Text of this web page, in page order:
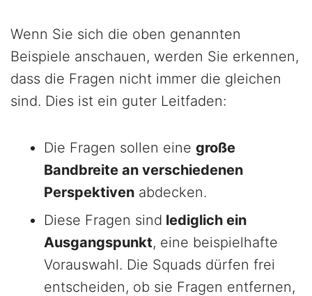
Wenn Sie sich die oben genannten
Beispiele anschauen, werden Sie erkennen,
dass die Fragen nicht immer die gleichen
sind. Dies ist ein guter Leitfaden:
Die Fragen sollen eine große
Bandbreite an verschiedenen
Perspektiven abdecken.
Diese Fragen sind lediglich ein
Ausgangspunkt, eine beispielhafte
Vorauswahl. Die Squads dürfen frei
entscheiden, ob sie Fragen entfernen,